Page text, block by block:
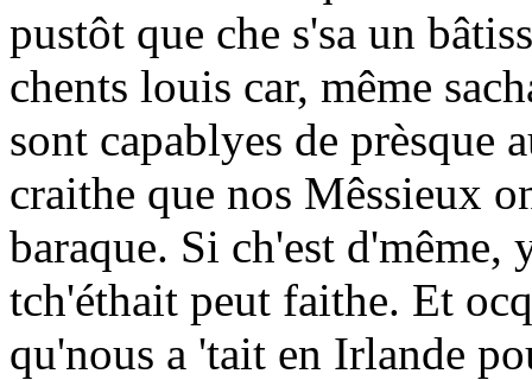
pustôt que che s'sa un
chents louis car, même
sont capablyes de prèsque
craithe que nos Mêssieux
baraque. Si ch'est
tch'éthait peut faithe. Et
qu'nous a 'tait en Irlande